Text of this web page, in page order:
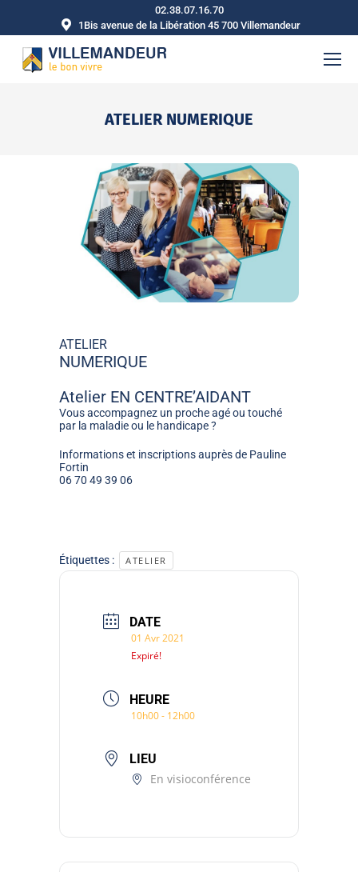
02.38.07.16.70
1Bis avenue de la Libération 45 700 Villemandeur
ATELIER NUMERIQUE
ATELIER
NUMERIQUE
Atelier EN CENTRE’AIDANT
Vous accompagnez un proche agé ou touché
par la maladie ou le handicape ?
Informations et inscriptions auprès de Pauline
Fortin
06 70 49 39 06
Étiquettes : ATELIER
DATE
01 Avr 2021
Expiré!
HEURE
10h00 - 12h00
LIEU
En visioconférence